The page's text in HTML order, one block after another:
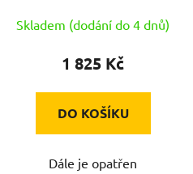
Skladem (dodání do 4 dnů)
1 825 Kč
DO KOŠÍKU
Dále je opatřen